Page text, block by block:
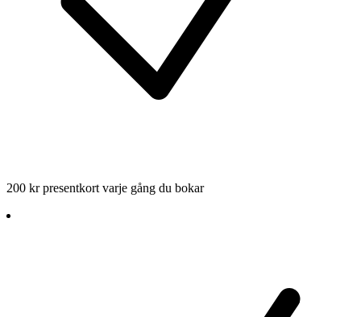
200 kr presentkort varje gång du bokar